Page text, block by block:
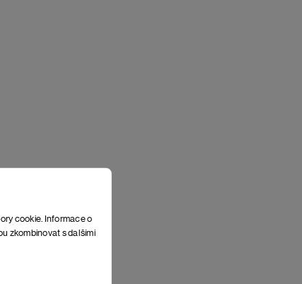
cookie. Informace o
zkombinovat s dalšími